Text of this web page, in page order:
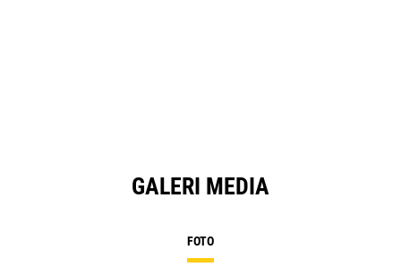
GALERI MEDIA
FOTO